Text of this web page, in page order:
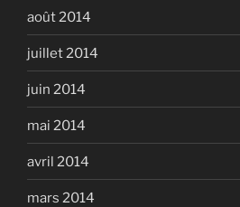
août 2014
juillet 2014
juin 2014
mai 2014
avril 2014
mars 2014